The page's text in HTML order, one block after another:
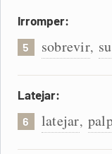
Irromper:
5 sobrevir,
Latejar:
6 latejar,